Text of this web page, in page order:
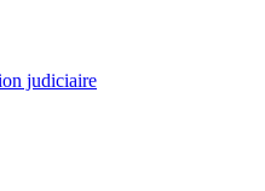
judiciaire